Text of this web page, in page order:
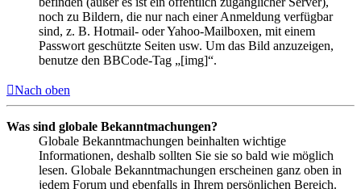
noch zu Bildern, die nur nach einer Anmeldung verfügbar
sind, z. B. Hotmail- oder Yahoo-Mailboxen, mit einem
Passwort geschützte Seiten usw. Um das Bild anzuzeigen,
benutze den BBCode-Tag „[img]“.
Nach oben
Was sind globale Bekanntmachungen?
Globale Bekanntmachungen beinhalten wichtige
Informationen, deshalb sollten Sie sie so bald wie möglich
lesen. Globale Bekanntmachungen erscheinen ganz oben in
jedem Forum und ebenfalls in Ihrem persönlichen Bereich.